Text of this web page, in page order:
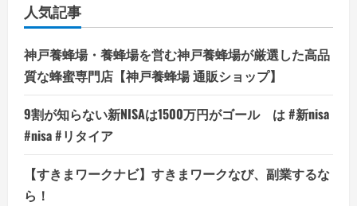
人気記事
神戸養蜂場・養蜂場を営む神戸養蜂場が厳選した高品
質な蜂蜜専門店【神戸養蜂場 通販ショップ】
9割が知らない新NISAは1500万円がゴール は #新nisa
#nisa #リタイア
【すきまワークナビ】すきまワークなび、副業するな
ら！